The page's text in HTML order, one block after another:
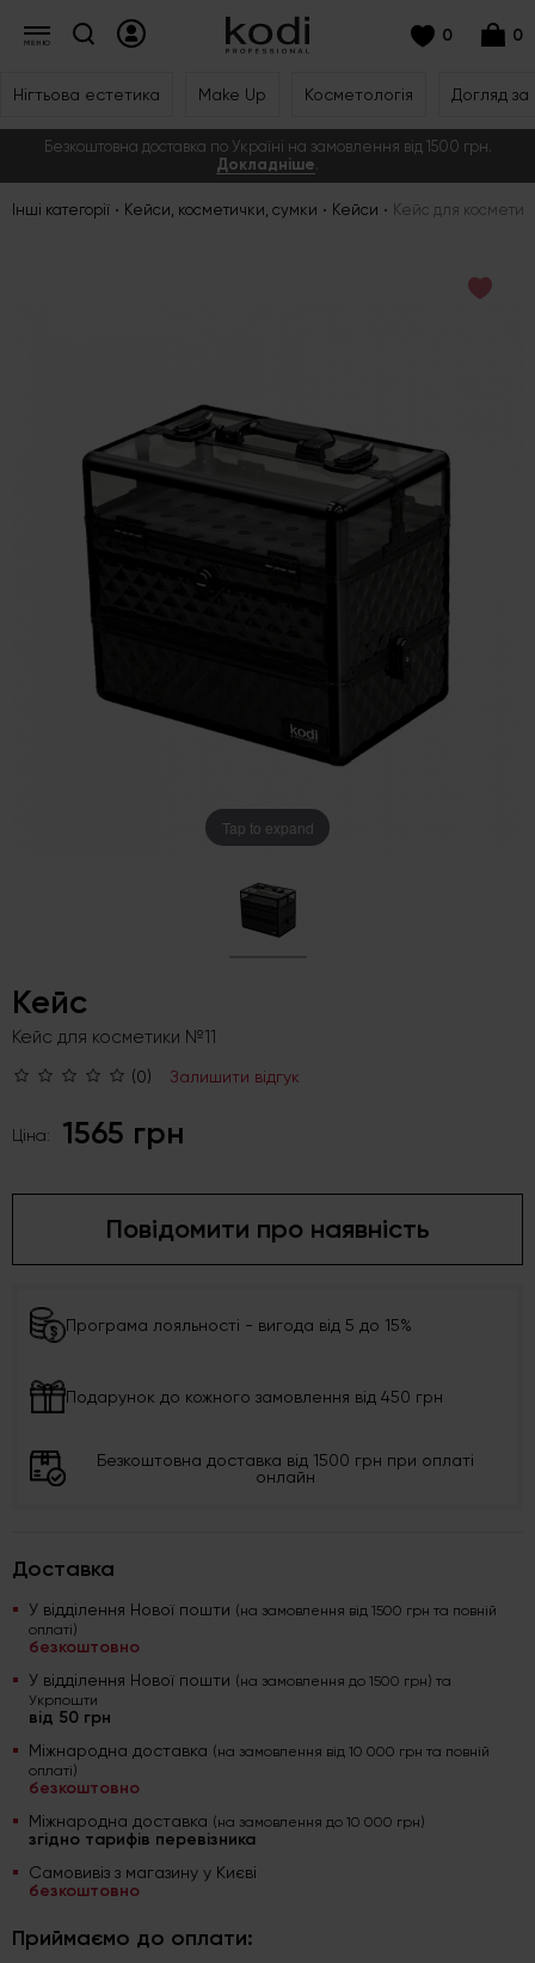
0 0
Нігтьова естетика Make Up Косметологія Догляд
Безкоштовна доставка по Україні на замовлення від 1500 грн.
Докладніше.
Інші категорії Кейси, косметички, сумки Кейси Кейс для
Tap to expand
Кейс
Кейс для косметики №11
(0) Залишити відгук
Ціна: 1565 грн
Повідомити про наявність
Програма лояльності - вигода від 5 до 15%
Подарунок до кожного замовлення від 450 грн
Безкоштовна доставка від 1500 грн при оплаті
онлайн
Доставка
У відділення Нової пошти (на замовлення від 1500 грн та повній
оплаті)
безкоштовно
У відділення Нової пошти (на замовлення до 1500 грн) та
Укрпошти
від 50 грн
Міжнародна доставка (на замовлення від 10 000 грн та повній
оплаті)
безкоштовно
Міжнародна доставка (на замовлення до 10 000 грн)
згідно тарифів перевізника
Самовивіз з магазину у Києві
безкоштовно
Приймаємо до оплати: